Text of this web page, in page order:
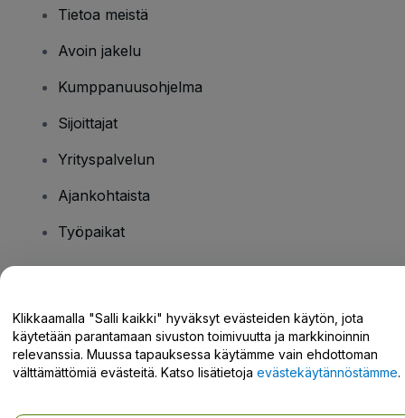
Tietoa meistä
Avoin jakelu
Kumppanuusohjelma
Sijoittajat
Yrityspalvelun
Ajankohtaista
Työpaikat
Tukikeskus / Ota meihin yhteyttä
Klikkaamalla "Salli kaikki" hyväksyt evästeiden käytön, jota
käytetään parantamaan sivuston toimivuutta ja markkinoinnin
relevanssia. Muussa tapauksessa käytämme vain ehdottoman
välttämättömiä evästeitä. Katso lisätietoja evästekäytännöstämme.